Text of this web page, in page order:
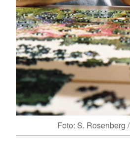
Foto: S. Rosenberg